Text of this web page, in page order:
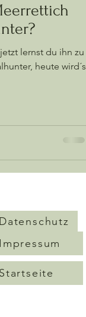
lernst du ihn zu
heute wird´s
Datenschutz
Impressum
Startseite